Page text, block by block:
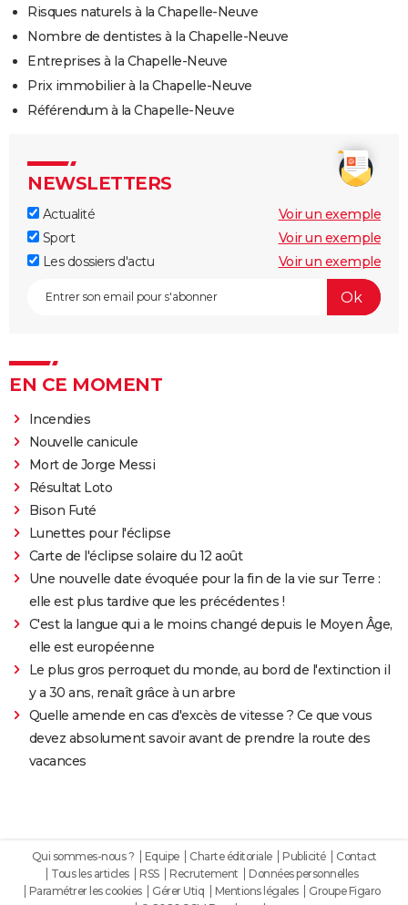
Risques naturels à la Chapelle-Neuve
Nombre de dentistes à la Chapelle-Neuve
Entreprises à la Chapelle-Neuve
Prix immobilier à la Chapelle-Neuve
Référendum à la Chapelle-Neuve
NEWSLETTERS
Actualité
Voir un exemple
Sport
Voir un exemple
Les dossiers d'actu
Voir un exemple
EN CE MOMENT
Incendies
Nouvelle canicule
Mort de Jorge Messi
Résultat Loto
Bison Futé
Lunettes pour l'éclipse
Carte de l'éclipse solaire du 12 août
Une nouvelle date évoquée pour la fin de la vie sur Terre :
elle est plus tardive que les précédentes !
C'est la langue qui a le moins changé depuis le Moyen Âge,
elle est européenne
Le plus gros perroquet du monde, au bord de l'extinction il
y a 30 ans, renaît grâce à un arbre
Quelle amende en cas d'excès de vitesse ? Ce que vous
devez absolument savoir avant de prendre la route des
vacances
Qui sommes-nous ? Equipe Charte éditoriale Publicité
Contact
Tous les articles
RSS Recrutement
Données personnelles
Paramétrer les cookies
Gérer Utiq Mentions légales
Groupe Figaro